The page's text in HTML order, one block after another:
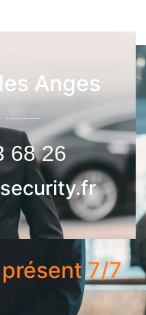
Anges
68 26
7/7